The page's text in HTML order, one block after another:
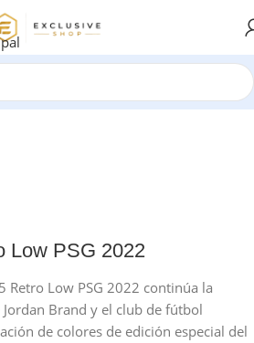
Low PSG 2022
Retro Low PSG 2022 continúa la
Brand y el club de fútbol
de colores de edición especial del